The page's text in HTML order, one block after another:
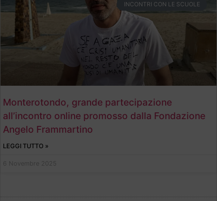
INCONTRI CON LE SCUOLE
Monterotondo, grande partecipazione
all’incontro online promosso dalla Fondazione
Angelo Frammartino
LEGGI TUTTO »
6 Novembre 2025